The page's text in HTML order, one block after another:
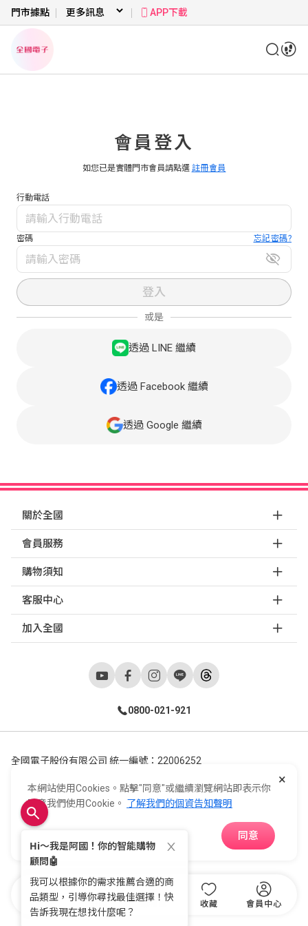
門市據點 APP下載
會員登入
如您已是實體門市會員請點選 註冊會員
行動電話
密碼 忘記密碼?
登入
或是
透過 LINE 繼續
透過 Facebook 繼續
透過 Google 繼續
關於全國
會員服務
購物須知
客服中心
加入全國
0800-021-921
全國電子股份有限公司 統一編號：22006252
Copyright ©2026© E-Life Co., Ltd. All Rights Reserved.
首頁 分類 購物車 收藏 會員中心
×
本網站使用Cookies。點擊"同意"或繼續瀏覽網站即表示你
同意我們使用Cookie。 了解我們的個資告知聲明
同意